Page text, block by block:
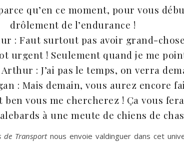
qu’en ce moment, pour vous
drôlement de l’endurance !
: Faut surtout pas avoir grand-
urgent ! Seulement quand je me
Arthur : J’ai pas le temps, on verra
: Mais demain, vous aurez encore
vous me chercherez ! Ça vous fera
à une meute de chiens de
de Transportnous envoie valdinguer dans cet